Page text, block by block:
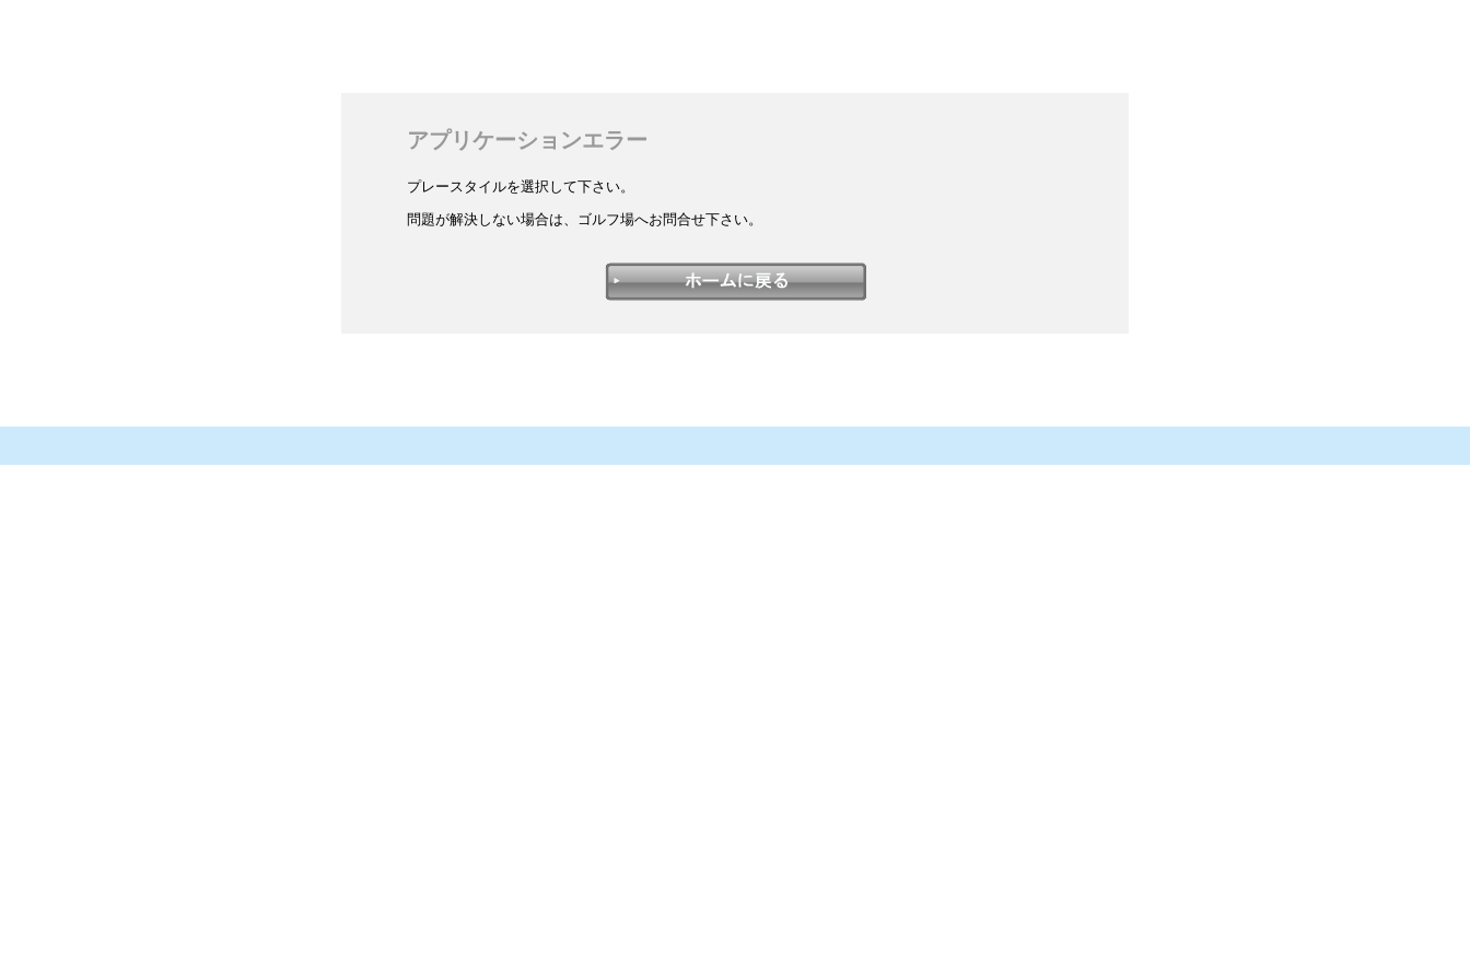
アプリケーションエラー
プレースタイルを選択して下さい。
問題が解決しない場合は、ゴルフ場へお問合せ下さい。